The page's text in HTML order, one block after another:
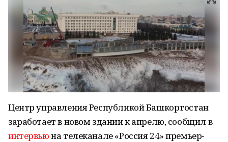
Центр управления Республикой Башкортостан
заработает в новом здании к апрелю, сообщил в
интервьюна телеканале «Россия 24» премьер-